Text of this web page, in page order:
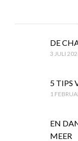
DE
3 JULI
5 TIPS
1
EN
MEER